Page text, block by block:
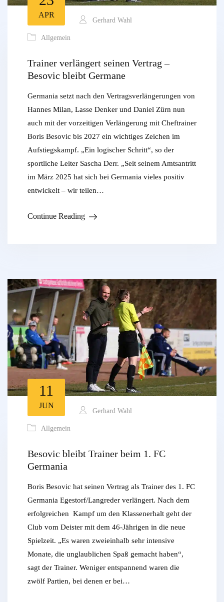
APR
Gerhard Wahl
Allgemein
Trainer verlängert seinen Vertrag –
Besovic bleibt Germane
Germania setzt nach den Vertragsverlängerungen von
Hannes Milan, Lasse Denker und Daniel Zürn nun
auch mit der vorzeitigen Verlängerung mit Cheftrainer
Boris Besovic bis 2027 ein wichtiges Zeichen im
Aufstiegskampf. „Ein logischer Schritt“, so der
sportliche Leiter Sascha Derr. „Seit seinem Amtsantritt
im März 2025 hat sich bei Germania vieles positiv
entwickelt – wir teilen…
Continue Reading
11
JUN
Gerhard Wahl
Allgemein
Besovic bleibt Trainer beim 1. FC
Germania
Boris Besovic hat seinen Vertrag als Trainer des 1. FC
Germania Egestorf/Langreder verlängert. Nach dem
erfolgreichen Kampf um den Klassenerhalt geht der
Club vom Deister mit dem 46-Jährigen in die neue
Spielzeit. „Es waren zweieinhalb sehr intensive
Monate, die unglaublichen Spaß gemacht haben“,
sagt der Trainer. Weniger entspannend waren die
zwölf Partien, bei denen er bei…